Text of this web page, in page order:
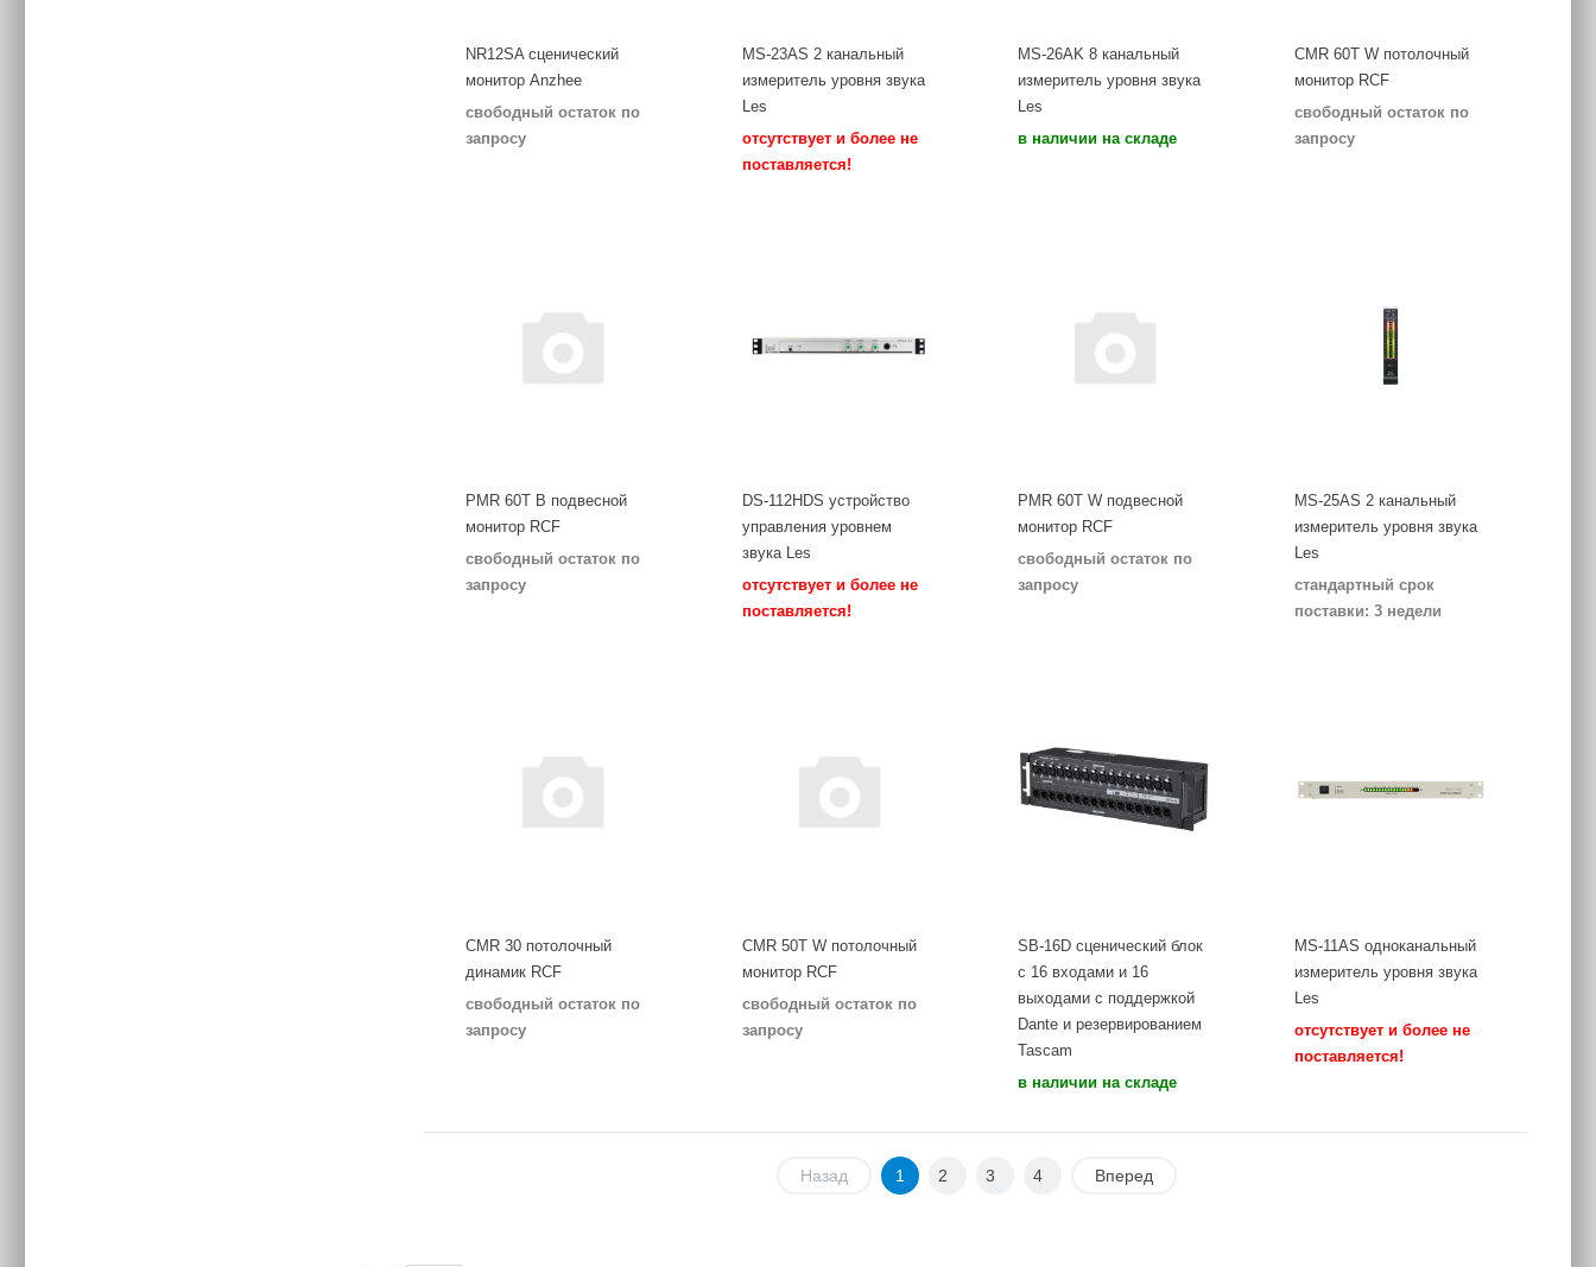
NR12SA сценический
монитор Anzhee
свободный остаток по
запросу
MS-23AS 2 канальный
измеритель уровня звука
Les
отсутствует и более не
поставляется!
MS-26AK 8 канальный
измеритель уровня звука
Les
в наличии на складе
CMR 60T W потолочный
монитор RCF
свободный остаток по
запросу
PMR 60T B подвесной
монитор RCF
свободный остаток по
запросу
DS-112HDS устройство
управления уровнем
звука Les
отсутствует и более не
поставляется!
PMR 60T W подвесной
монитор RCF
свободный остаток по
запросу
MS-25AS 2 канальный
измеритель уровня звука
Les
стандартный срок
поставки: 3 недели
CMR 30 потолочный
динамик RCF
свободный остаток по
запросу
CMR 50T W потолочный
монитор RCF
свободный остаток по
запросу
SB-16D сценический блок
с 16 входами и 16
выходами с поддержкой
Dante и резервированием
Tascam
в наличии на складе
MS-11AS одноканальный
измеритель уровня звука
Les
отсутствует и более не
поставляется!
Назад 1 2 3 4 Вперед